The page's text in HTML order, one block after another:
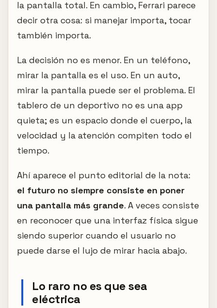
la pantalla total. En cambio, Ferrari parece
decir otra cosa: si manejar importa, tocar
también importa.
La decisión no es menor. En un teléfono,
mirar la pantalla es el uso. En un auto,
mirar la pantalla puede ser el problema. El
tablero de un deportivo no es una app
quieta; es un espacio donde el cuerpo, la
velocidad y la atención compiten todo el
tiempo.
Ahí aparece el punto editorial de la nota:
el futuro no siempre consiste en poner
una pantalla más grande. A veces consiste
en reconocer que una interfaz física sigue
siendo superior cuando el usuario no
puede darse el lujo de mirar hacia abajo.
Lo raro no es que sea
eléctrica